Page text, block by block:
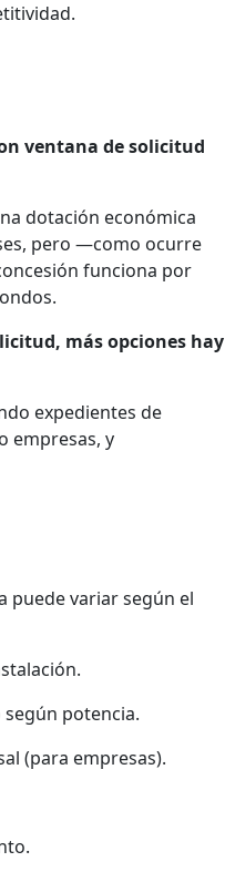
ventana de solicitud
dotación económica
pero —como ocurre
funciona por
más opciones hay
expedientes de
empresas, y
puede variar según el
potencia.
(para empresas).